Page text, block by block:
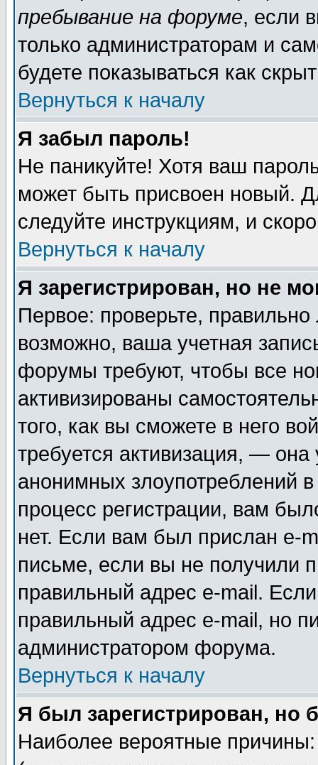
пребывание на форуме, если
только администраторам и
будете показываться как
Вернуться к началу
Я забыл пароль!
Не паникуйте! Хотя ваш
может быть присвоен новый.
следуйте инструкциям, и
Вернуться к началу
Я зарегистрирован, но не
Первое: проверьте,
возможно, ваша учетная
форумы требуют, чтобы все
активизированы
того, как вы сможете в него
требуется активизация, —
анонимных злоупотреблений
процесс регистрации, вам
нет. Если вам был прислан e-
письме, если вы не получили
правильный адрес e-mail.
правильный адрес e-mail, но
администратором форума.
Вернуться к началу
Я был зарегистрирован, но
Наиболее вероятные